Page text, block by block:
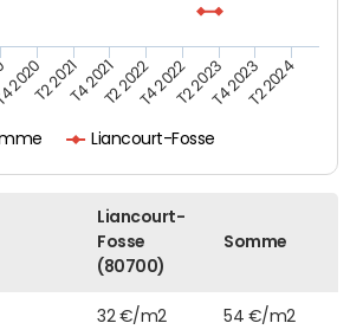
Liancourt-Fosse
2020T2 2021T4 2021T2 2022T4 2022T2 2023T4 2023T2 2024
Liancourt-
Fosse
(80700)
Somme
32 €/m2 54 €/m2